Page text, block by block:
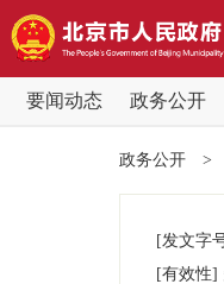
要闻动态 政务公开
政务公开 >
[发文字
[有效性]